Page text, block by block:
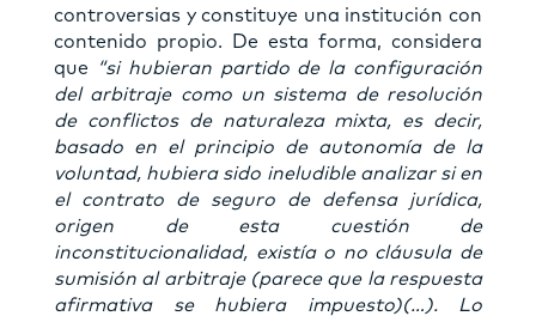
controversias y constituye una institución con
contenido propio. De esta forma, considera
que “si hubieran partido de la configuración
del arbitraje como un sistema de resolución
de conflictos de naturaleza mixta, es decir,
basado en el principio de autonomía de la
voluntad, hubiera sido ineludible analizar si en
el contrato de seguro de defensa jurídica,
origen de esta cuestión de
inconstitucionalidad, existía o no cláusula de
sumisión al arbitraje (parece que la respuesta
afirmativa se hubiera impuesto)(…). Lo